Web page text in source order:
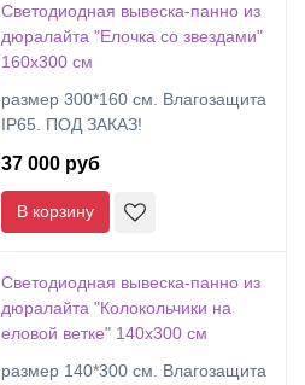
Cветодиодная вывеска-панно из
дюралайта "Елочка со звездами"
160х300 см
размер 300*160 см. Влагозащита
IP65. ПОД ЗАКАЗ!
37 000 руб
В корзину
Cветодиодная вывеска-панно из
дюралайта "Колокольчики на
еловой ветке" 140х300 см
размер 140*300 см. Влагозащита